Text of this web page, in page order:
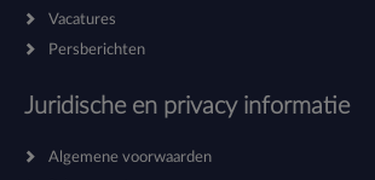
Vacatures
Persberichten
Juridische en privacy informatie
Algemene voorwaarden